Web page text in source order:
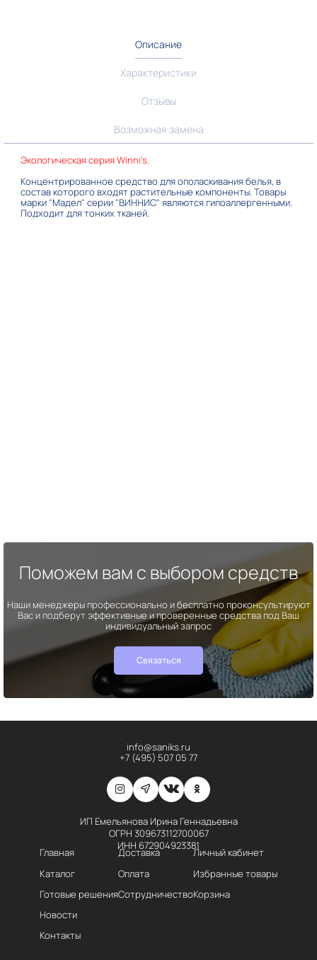
Описание
Характеристики
Отзывы
Возможная замена
Экологическая серия Winni's.
Концентрированное средство для ополаскивания белья, в
состав которого входят растительные компоненты. Товары
марки "Мадел" серии "ВИННИС" являются гипоаллергенными.
Подходит для тонких тканей.
Поможем вам с выбором средств
Наши менеджеры профессионально и бесплатно проконсультируют
Вас и подберут эффективные и проверенные средства под Ваш
индивидуальный запрос
Связаться
info@saniks.ru
+7 (495) 507 05 77
ИП Емельянова Ирина Геннадьевна
ОГРН 309673112700067
ИНН 672904923381
Главная
Каталог
Готовые решения
Новости
Контакты
Доставка
Оплата
Сотрудничество
Личный кабинет
Избранные товары
Корзина